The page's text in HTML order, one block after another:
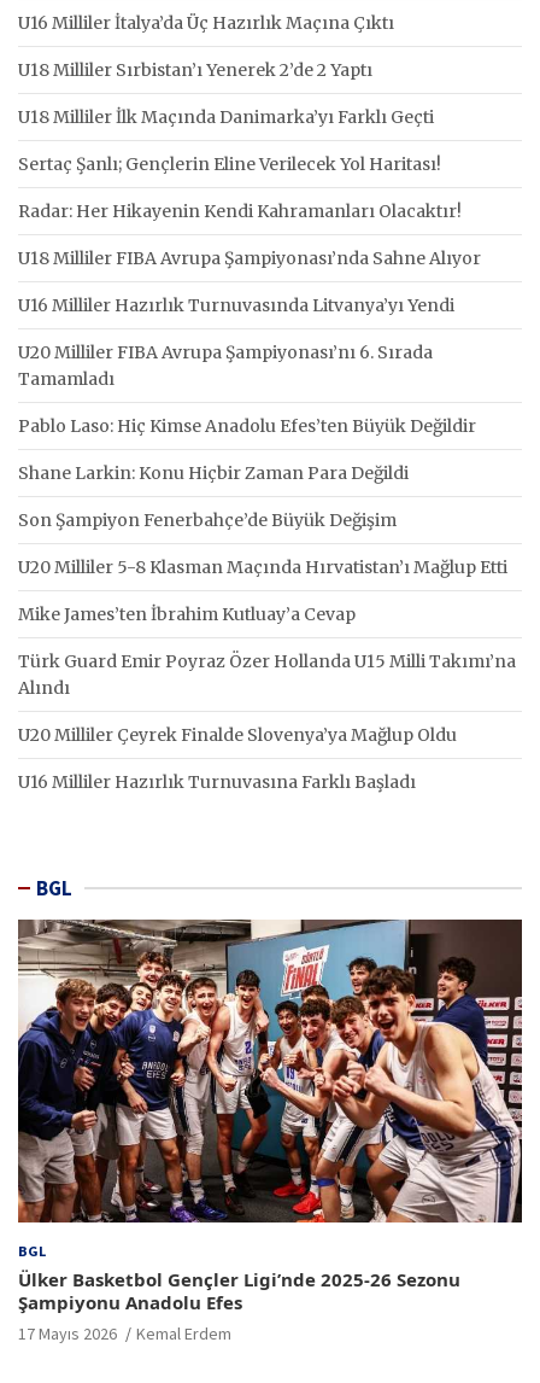
U16 Milliler İtalya’da Üç Hazırlık Maçına Çıktı
U18 Milliler Sırbistan’ı Yenerek 2’de 2 Yaptı
U18 Milliler İlk Maçında Danimarka’yı Farklı Geçti
Sertaç Şanlı; Gençlerin Eline Verilecek Yol Haritası!
Radar: Her Hikayenin Kendi Kahramanları Olacaktır!
U18 Milliler FIBA Avrupa Şampiyonası’nda Sahne Alıyor
U16 Milliler Hazırlık Turnuvasında Litvanya’yı Yendi
U20 Milliler FIBA Avrupa Şampiyonası’nı 6. Sırada
Tamamladı
Pablo Laso: Hiç Kimse Anadolu Efes’ten Büyük Değildir
Shane Larkin: Konu Hiçbir Zaman Para Değildi
Son Şampiyon Fenerbahçe’de Büyük Değişim
U20 Milliler 5-8 Klasman Maçında Hırvatistan’ı Mağlup Etti
Mike James’ten İbrahim Kutluay’a Cevap
Türk Guard Emir Poyraz Özer Hollanda U15 Milli Takımı’na
Alındı
U20 Milliler Çeyrek Finalde Slovenya’ya Mağlup Oldu
U16 Milliler Hazırlık Turnuvasına Farklı Başladı
BGL
BGL
Ülker Basketbol Gençler Ligi’nde 2025-26 Sezonu
Şampiyonu Anadolu Efes
17 Mayıs 2026 Kemal Erdem